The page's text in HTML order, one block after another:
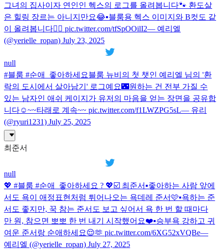
그녀의 집사이자 연인인 헥스의 로그를 올려봅니다🐾 환도살
은 힐링 장르는 아니지만요😂▪️블룸용 헥스 이미지와 B컷도 같
이 올려봅니다🙇‍♀️ pic.twitter.com/tfSpOOilI2— 예리엘
(@yerielle_ropan) July 23, 2025
null
#블룸 #순애_좋아하세요블룸 뉴비의 첫 챗인 예리엘 님의 '환
락의 도시에서 살아남기' 로그예요🌃원하는 건 전부 가질 수
있는 남자인 애쉬 케이지가 유저의 마음을 얻는 장면을 공유합
니다☺️~~타래로 계속~~ pic.twitter.com/f1LWZPG5sL— 유리
(@ryuri1231) July 25, 2025
최준서
null
💖 #블룸 #순애_좋아하세요 ? 💖☑️ 최준서▪️좋아하는 사람 앞에
서도 욕이 애정표현처럼 튀어나오는 욕데레 준서🩷▪️욕하는 준
서도 좋지만, 꾹 참는 준서도 보고 싶어서 욕 한 번 할 때마다
만 원, 참으면 뽀뽀 한 번 내기 시작했어요❤️▪️승부욕 강하고 귀
여운 준서랑 순애하세요😌🫶 pic.twitter.com/6XG52xVQBe—
예리엘 (@yerielle_ropan) July 27, 2025